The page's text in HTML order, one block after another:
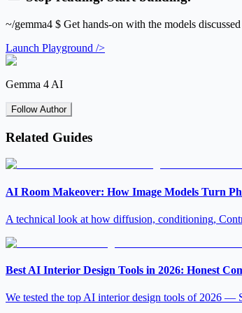
~/gemma4 $ Get hands-on with the models
Launch Playground />
Gemma 4 AI
Follow Author
Related Guides
AI Room Makeover: How Image Models Turn
A technical look at how diffusion, conditioning,
Best AI Interior Design Tools in 2026: Honest
We tested the top AI interior design tools of 2026 —